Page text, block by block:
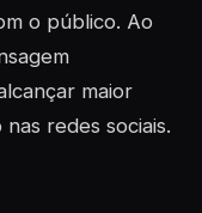
o público. Ao
maior
redes sociais.